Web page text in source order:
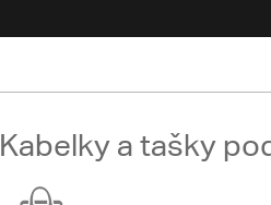
Kabelky a tašky